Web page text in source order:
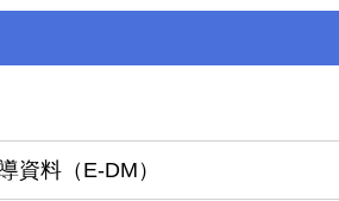
資料（E-DM）